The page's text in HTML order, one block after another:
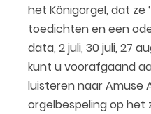
het Königorgel, dat ze
toedichten en een
data, 2 juli, 30 juli, 27
kunt u voorafgaand
luisteren naar Amuse
orgelbespeling op het